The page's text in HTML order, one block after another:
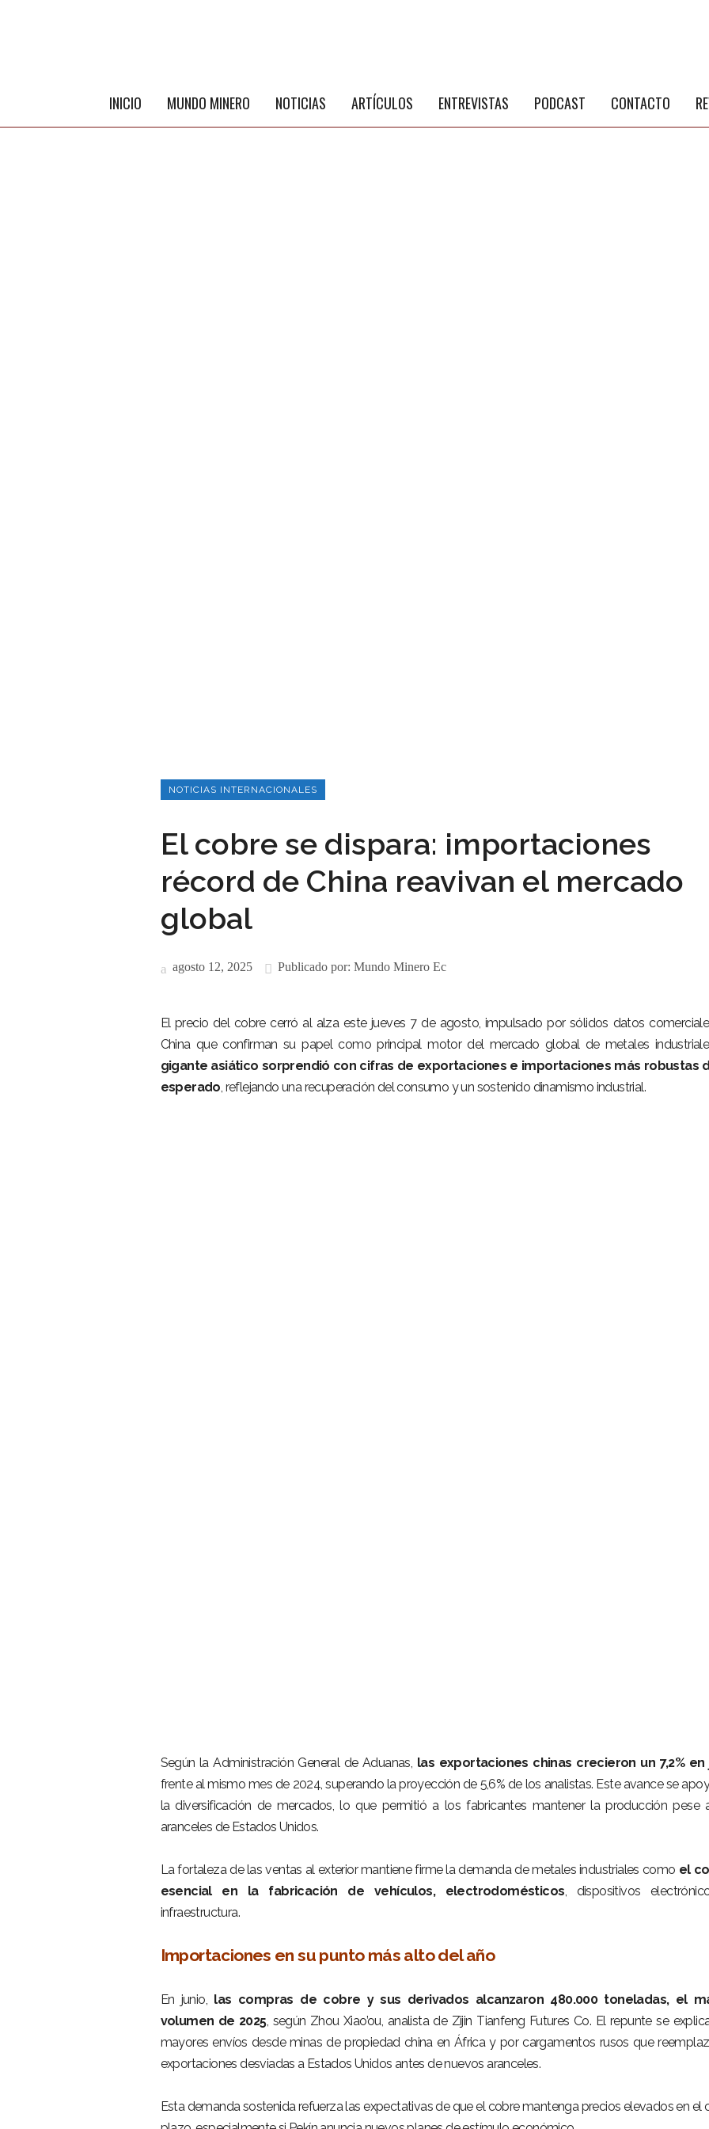
INICIO MUNDO MINERO NOTICIAS ARTÍCULOS ENTREVISTAS PODCAST CONTACTO
NOTICIAS INTERNACIONALES
El cobre se dispara: importaciones
récord de China reavivan el mercado
global
agosto 12, 2025 Publicado por: Mundo Minero Ec
El precio del cobre cerró al alza este jueves 7 de agosto, impulsado por sólidos datos
China que confirman su papel como principal motor del mercado global de metales
gigante asiático sorprendió con cifras de exportaciones e importaciones más robustas
esperado, reflejando una recuperación del consumo y un sostenido dinamismo industrial.
Según la Administración General de Aduanas, las exportaciones chinas crecieron un 7,2% en
frente al mismo mes de 2024, superando la proyección de 5,6% de los analistas. Este avance se
la diversificación de mercados, lo que permitió a los fabricantes mantener la producción pese
aranceles de Estados Unidos.
La fortaleza de las ventas al exterior mantiene firme la demanda de metales industriales como el
esencial en la fabricación de vehículos, electrodomésticos , dispositivos
infraestructura.
Importaciones en su punto más alto del año
En junio, las compras de cobre y sus derivados alcanzaron 480.000 toneladas, el
volumen de 2025, según Zhou Xiao’ou, analista de Zijin Tianfeng Futures Co. El repunte se
mayores envíos desde minas de propiedad china en África y por cargamentos rusos que
exportaciones desviadas a Estados Unidos antes de nuevos aranceles.
Esta demanda sostenida refuerza las expectativas de que el cobre mantenga precios elevados en el